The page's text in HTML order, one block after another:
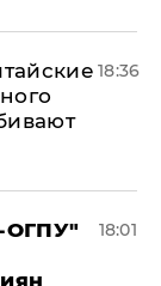
18:36
ОГПУ"
18:01